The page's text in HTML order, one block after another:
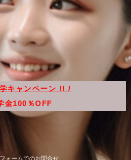
キャンペーン !! /
金100％OFF
ォームでのお問合せ